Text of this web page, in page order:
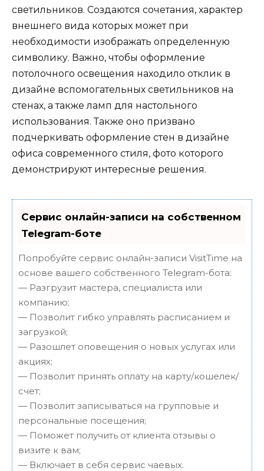
светильников. Создаются сочетания, характер
внешнего вида которых может при
необходимости изображать определенную
символику. Важно, чтобы оформление
потолочного освещения находило отклик в
дизайне вспомогательных светильников на
стенах, а также ламп для настольного
использования. Также оно призвано
подчеркивать оформление стен в дизайне
офиса современного стиля, фото которого
демонстрируют интересные решения.
Сервис онлайн-записи на собственном
Telegram-боте
Попробуйте сервис онлайн-записи VisitTime на
основе вашего собственного Telegram-бота:
— Разгрузит мастера, специалиста или
компанию;
— Позволит гибко управлять расписанием и
загрузкой;
— Разошлет оповещения о новых услугах или
акциях;
— Позволит принять оплату на карту/кошелек/
счет;
— Позволит записываться на групповые и
персональные посещения;
— Поможет получить от клиента отзывы о
визите к вам;
— Включает в себя сервис чаевых.